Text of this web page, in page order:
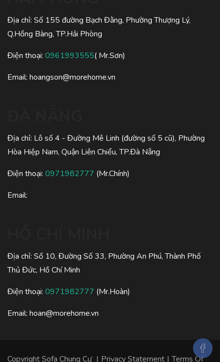
Địa chỉ: Số 155 đường Bạch Đằng, Phường Thượng Lý,
Q.Hồng Bàng, TP.Hải Phòng
Điện thoại: 0961993555( Mr.Sơn)
Email: hoangson@morehome.vn
Địa chỉ: Lô số 4 - Đường Mê Linh (đường số 5 cũ), Phường
Hòa Hiệp Nam, Quận Liên Chiểu, TP.Đà Nẵng
Điện thoại: 0971982777 (Mr.Chính)
Email:
Địa chỉ: Số 10, Đường Số 33, Phường An Phú, Thành Phố
Thủ Đức, Hồ Chí Minh
Điện thoại: 0971982777 (Mr.Hoàn)
Email: hoan@morehome.vn
CopyrightSofa Chung Cư | Privacy Statement | Terms Of